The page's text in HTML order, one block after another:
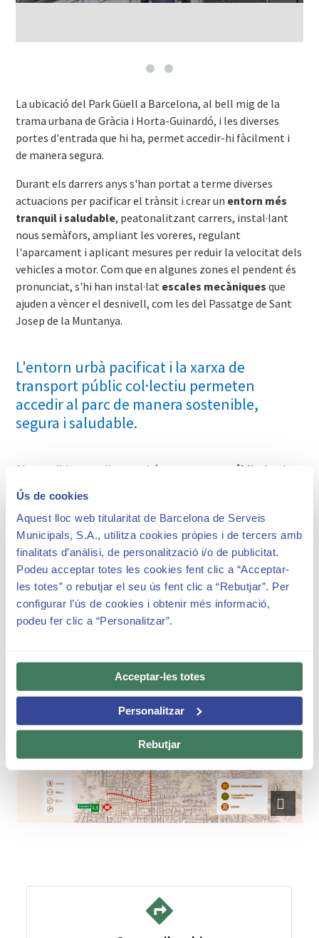
Ús de cookies
Aquest lloc web titularitat de Barcelona de Serveis
Municipals, S.A., utilitza cookies pròpies i de tercers amb
finalitats d’anàlisi, de personalització i/o de publicitat.
Podeu acceptar totes les cookies fent clic a “Acceptar-
les totes” o rebutjar el seu ús fent clic a “Rebutjar”. Per
configurar l’ús de cookies i obtenir més informació,
podeu fer clic a “Personalitzar”.
Acceptar-les totes
Personalitzar
Rebutjar
La ubicació del Park Güell a Barcelona, al bell mig de la
trama urbana de Gràcia i Horta-Guinardó, i les diverses
portes d'entrada que hi ha, permet accedir-hi fàcilment i
de manera segura.
Durant els darrers anys s'han portat a terme diverses
actuacions per pacificar el trànsit i crear un entorn més
tranquil i saludable, peatonalitzant carrers, instal·lant
nous semàfors, ampliant les voreres, regulant
l'aparcament i aplicant mesures per reduir la velocitat dels
vehicles a motor. Com que en algunes zones el pendent és
pronunciat, s'hi han instal·lat escales mecàniques que
ajuden a vèncer el desnivell, com les del Passatge de Sant
Josep de la Muntanya.
L'entorn urbà pacificat i la xarxa de
transport públic col·lectiu permeten
accedir al parc de manera sostenible,
segura i saludable.
Al parc s'hi pot arribar també en transport públic
des de
qualsevol punt de la ciutat i l'àrea metropolitana. Hi ha
duesparades de metro
Vallcarca i Lesseps de la línia 3–, i dueslínies d'autobús
i D40-, que afavoreixen la mobilitat sostenible. Des de les
dues parades de metro s'hi arriba en uns 20 minuts
caminant.
L'orografia del parc i el seu entorn, així com les escales
interiors i els camins irregulars, fa que les persones amb
adaptat